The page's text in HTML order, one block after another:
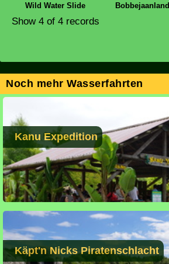
Wild Water Slide
Bobbejaanland
Show 4 of 4 records
Noch mehr Wasserfahrten
Kanu Expedition
Käpt'n Nicks Piratenschlacht